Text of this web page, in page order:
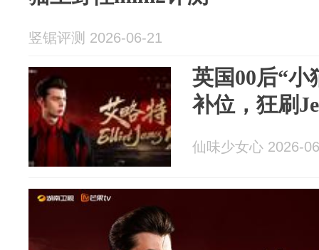
竖锯评测 2026-06-21
英国00后“小
补位，狂刷
仙味少女心 2026-